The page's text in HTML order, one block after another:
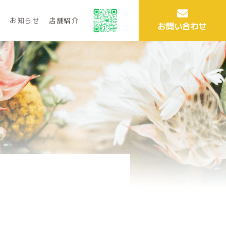
お知らせ 店舗紹介 お問い合わせ